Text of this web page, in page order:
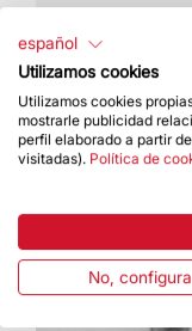
se colocó el 30
español
Utilizamos cookies
Utilizamos cookies
mostrarle publicidad
perfil elaborado a partir
visitadas). Política de
No, configura